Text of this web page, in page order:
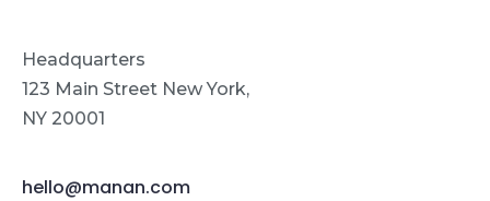
Headquarters
123 Main Street New York,
NY 20001
hello@manan.com